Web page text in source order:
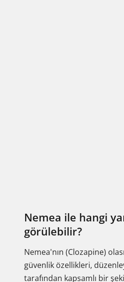
Nemea ile hangi
görülebilir?
Nemea'nın (Clozapine)
güvenlik özellikleri,
tarafından kapsamlı bir